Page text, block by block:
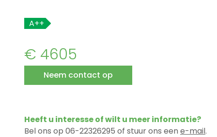
A++
€ 4605
Neem contact op
Heeft u interesse of wilt u meer informatie?
Bel ons op 06-22326295 of stuur ons een e-mail.